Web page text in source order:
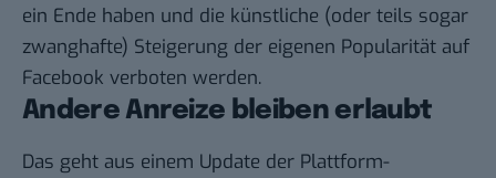
ein Ende haben und die künstliche (oder teils sogar
zwanghafte) Steigerung der eigenen Popularität auf
Facebook verboten werden.
Andere Anreize bleiben erlaubt
Das geht aus einem Update der Plattform-